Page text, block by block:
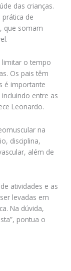
das crianças.
de
que somam
limitar o tempo
Os pais têm
é importante
entre as
Leonardo.
na
disciplina,
além de
atividades e as
levadas em
Na dúvida,
pontua o